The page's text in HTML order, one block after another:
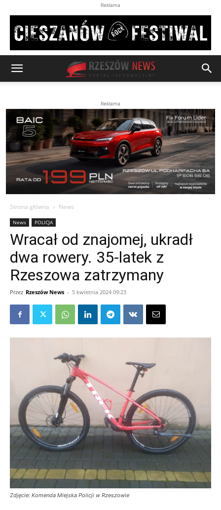
Reklama
Reklama
Strona główna News
News POLICJA
Wracał od znajomej, ukradł
dwa rowery. 35-latek z
Rzeszowa zatrzymany
Przez Rzeszów News - 5 kwietnia 2024 09:23
Zdjęcie: Komenda Miejska Policji w Rzeszowie